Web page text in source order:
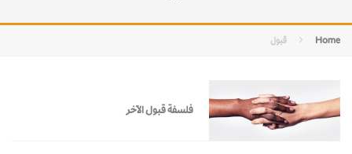
Home قبول
فلسفة قبول الآخر